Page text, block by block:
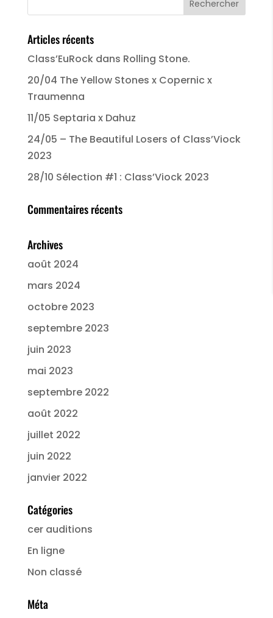
Articles récents
Class’EuRock dans Rolling Stone.
20/04 The Yellow Stones x Copernic x
Traumenna
11/05 Septaria x Dahuz
24/05 – The Beautiful Losers of Class’Viock
2023
28/10 Sélection #1 : Class’Viock 2023
Commentaires récents
Archives
août 2024
mars 2024
octobre 2023
septembre 2023
juin 2023
mai 2023
septembre 2022
août 2022
juillet 2022
juin 2022
janvier 2022
Catégories
cer auditions
En ligne
Non classé
Méta